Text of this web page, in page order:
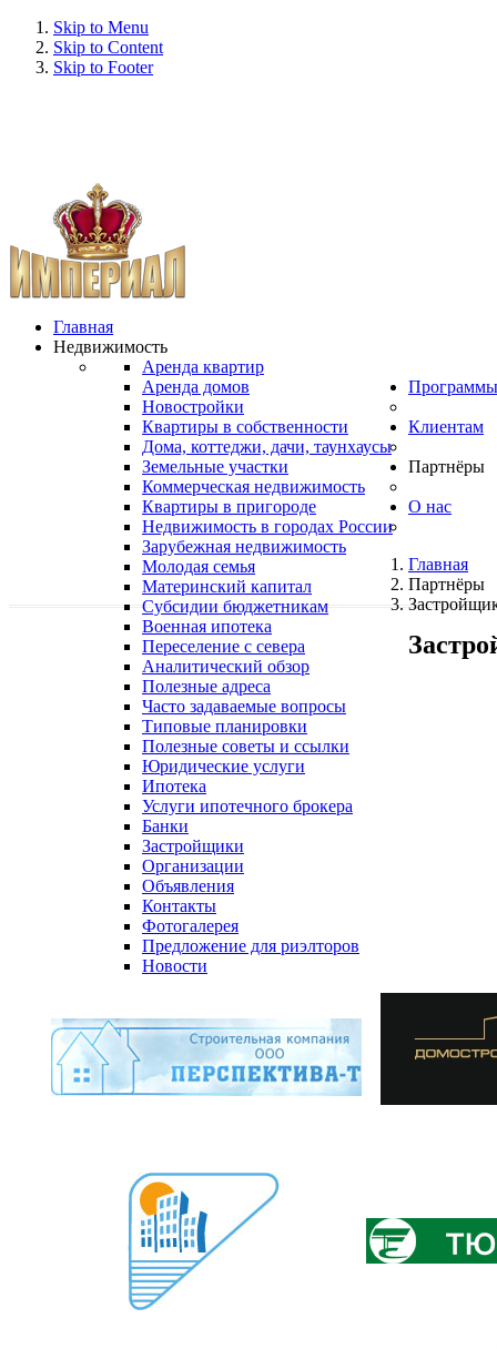
Skip to Menu
Skip to Content
Skip to Footer
Главная
Недвижимость
Аренда квартир
Аренда домов
Новостройки
Квартиры в собственности
Дома, коттеджи, дачи, таунхаусы
Земельные участки
Коммерческая недвижимость
Квартиры в пригороде
Недвижимость в городах России
Зарубежная недвижимость
Программы
Молодая семья
Материнский капитал
Субсидии бюджетникам
Военная ипотека
Переселение с севера
Клиентам
Аналитический обзор
Полезные адреса
Часто задаваемые вопросы
Типовые планировки
Полезные советы и ссылки
Юридические услуги
Ипотека
Услуги ипотечного брокера
Партнёры
Банки
Застройщики
Организации
О нас
Объявления
Контакты
Фотогалерея
Предложение для риэлторов
Новости
Главная
Партнёры